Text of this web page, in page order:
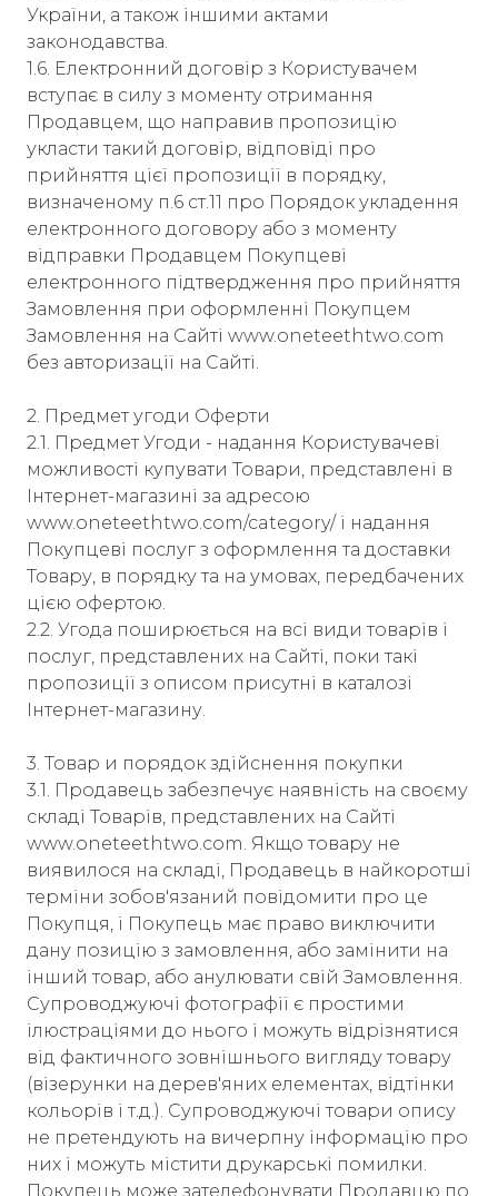
України, а також іншими актами
законодавства.
1.6. Електронний договір з Користувачем
вступає в силу з моменту отримання
Продавцем, що направив пропозицію
укласти такий договір, відповіді про
прийняття цієї пропозиції в порядку,
визначеному п.6 ст.11 про Порядок укладення
електронного договору або з моменту
відправки Продавцем Покупцеві
електронного підтвердження про прийняття
Замовлення при оформленні Покупцем
Замовлення на Сайті www.oneteethtwo.com
без авторизації на Сайті.
2. Предмет угоди Оферти
2.1. Предмет Угоди - надання Користувачеві
можливості купувати Товари, представлені в
Інтернет-магазині за адресою
www.oneteethtwo.com/category/ і надання
Покупцеві послуг з оформлення та доставки
Товару, в порядку та на умовах, передбачених
цією офертою.
2.2. Угода поширюється на всі види товарів і
послуг, представлених на Сайті, поки такі
пропозиції з описом присутні в каталозі
Інтернет-магазину.
3. Товар и порядок здійснення покупки
3.1. Продавець забезпечує наявність на своєму
складі Товарів, представлених на Сайті
www.oneteethtwo.com. Якщо товару не
виявилося на складі, Продавець в найкоротші
терміни зобов'язаний повідомити про це
Покупця, і Покупець має право виключити
дану позицію з замовлення, або замінити на
інший товар, або анулювати свій Замовлення.
Супроводжуючі фотографії є ​​простими
ілюстраціями до нього і можуть відрізнятися
від фактичного зовнішнього вигляду товару
(візерунки на дерев'яних елементах, відтінки
кольорів і т.д.). Супроводжуючі товари опису
не претендують на вичерпну інформацію про
них і можуть містити друкарські помилки.
Покупець може зателефонувати Продавцю по